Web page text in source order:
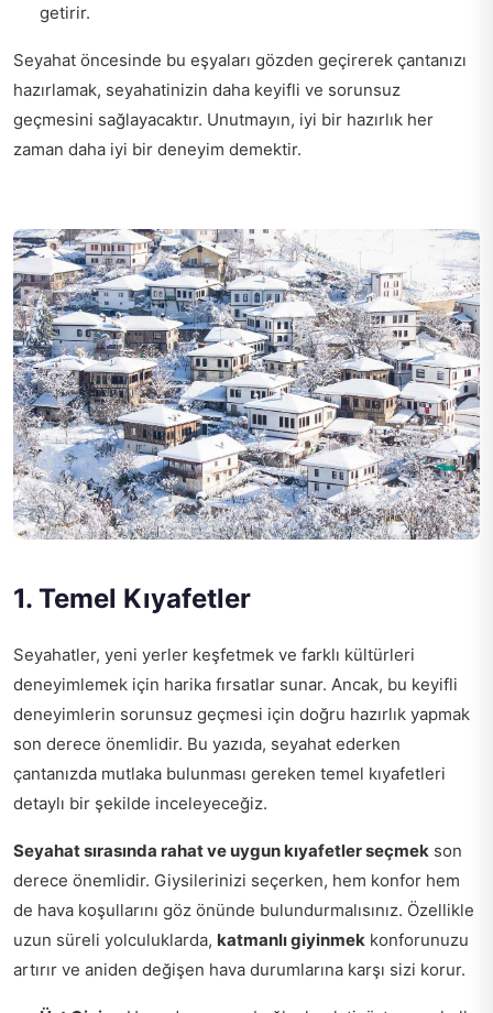
getirir.
Seyahat öncesinde bu eşyaları gözden geçirerek çantanızı
hazırlamak, seyahatinizin daha keyifli ve sorunsuz
geçmesini sağlayacaktır. Unutmayın, iyi bir hazırlık her
zaman daha iyi bir deneyim demektir.
1. Temel Kıyafetler
Seyahatler, yeni yerler keşfetmek ve farklı kültürleri
deneyimlemek için harika fırsatlar sunar. Ancak, bu keyifli
deneyimlerin sorunsuz geçmesi için doğru hazırlık yapmak
son derece önemlidir. Bu yazıda, seyahat ederken
çantanızda mutlaka bulunması gereken temel kıyafetleri
detaylı bir şekilde inceleyeceğiz.
Seyahat sırasında rahat ve uygun kıyafetler seçmek son
derece önemlidir. Giysilerinizi seçerken, hem konfor hem
de hava koşullarını göz önünde bulundurmalısınız. Özellikle
uzun süreli yolculuklarda, katmanlı giyinmek konforunuzu
artırır ve aniden değişen hava durumlarına karşı sizi korur.